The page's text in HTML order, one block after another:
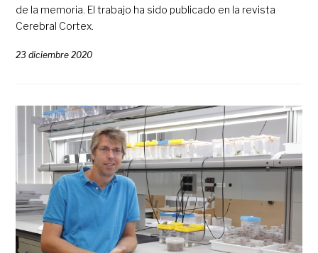
de la memoria. El trabajo ha sido publicado en la revista
Cerebral Cortex.
23 diciembre 2020